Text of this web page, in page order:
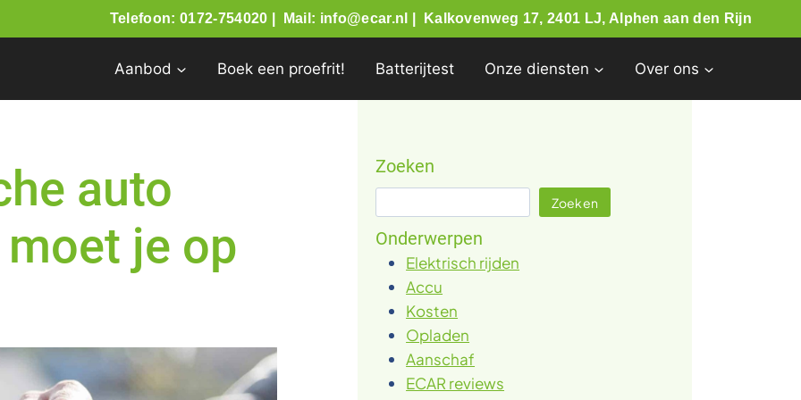
Telefoon: 0172-754020 | Mail: info@ecar.nl | Kalkovenweg 17, 2401 LJ, Alphen aan den Rijn
Aanbod Boek een proefrit! Batterijtest Onze diensten Over ons
auto
je op
Zoeken
Zoeken
Onderwerpen
Elektrisch rijden
Accu
Kosten
Opladen
Aanschaf
ECAR reviews